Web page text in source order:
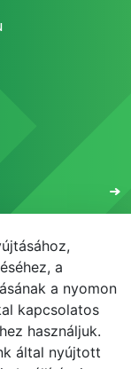
E-learning
a
a nyomon
kapcsolatos
használjuk.
által nyújtott